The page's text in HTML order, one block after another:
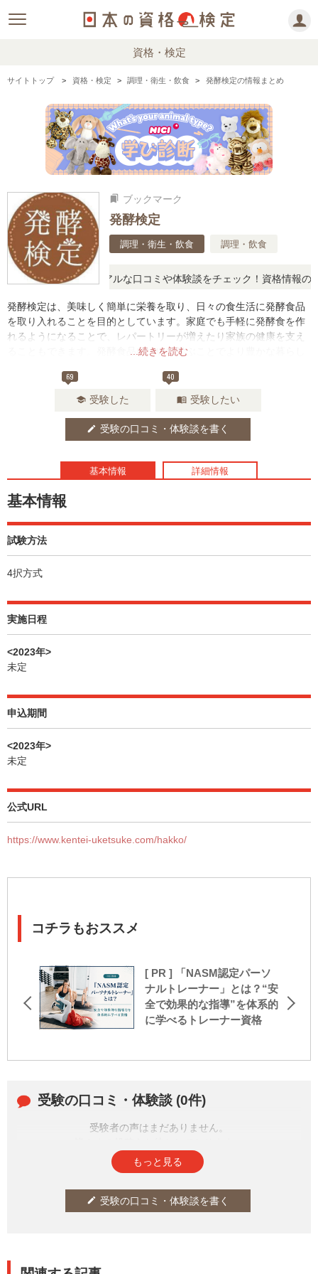
資格・検定
サイトトップ 資格・検定 調理・衛生・飲食 発酵検定の情報まとめ
bookmarks ブックマーク
発酵検定
調理・衛生・飲食 調理・飲食
問に思ったら、リアルな口コミや体験談をチェック！資格情報の下
...続きを読む
発酵検定は、美味しく簡単に栄養を取り、日々の食生活に発酵食品
を取り入れることを目的としています。家庭でも手軽に発酵食を作
れるようになることで、レパートリーが増えたり家族の健康を支え
ることもできます。発酵食品について学ぶことでより豊かな暮らし
69
school 受験した
40
menu_book 受験したい
edit 受験の口コミ・体験談を書く
基本情報 詳細情報
基本情報
試験方法
4択方式
実施日程
<2023年>
未定
申込期間
<2023年>
未定
公式URL
https://www.kentei-uketsuke.com/hakko/
コチラもおススメ
[ PR ] 「NASM認定パーソ
ナルトレーナー」とは？“安
全で効果的な指導”を体系的
に学べるトレーナー資格
受験の口コミ・体験談 (0件)
受験者の声はまだありません。
もっと見る
edit 受験の口コミ・体験談を書く